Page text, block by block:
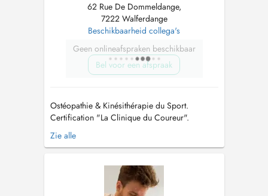
62 Rue De Dommeldange,
7222 Walferdange
Beschikbaarheid collega's
Geen onlineafspraken beschikbaar
Bel voor een afspraak
Ostéopathie & Kinésithérapie du Sport.
Certification "La Clinique du Coureur".
Préparation mentale. Formations prévention
santé dans le sport et en entreprise.
avec mon assistant Lilian BEYNE
Kinésithérapeute du Sport. Veuillez prendre
rendez-vous direc...
Zie alle